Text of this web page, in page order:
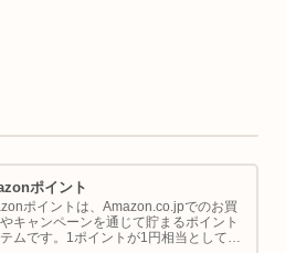
ポイント
ポイントは、Amazon.co.jpでのお買
キャンペーンを通じて貯まるポイント
ムです。1ポイントが1円相当として、